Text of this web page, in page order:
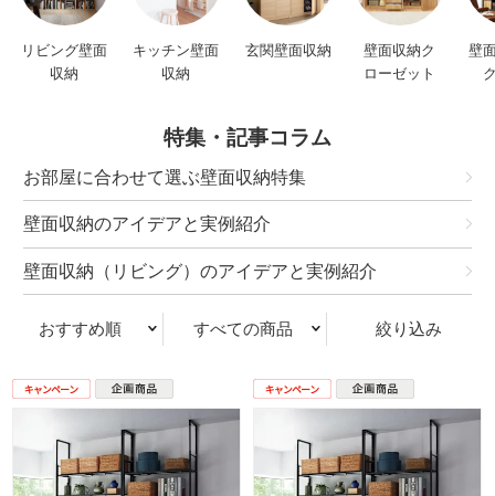
リビング壁面
収納
キッチン壁面
収納
玄関壁面収納
壁面収納ク
ローゼット
壁
特集・記事コラム
お部屋に合わせて選ぶ壁面収納特集
壁面収納のアイデアと実例紹介
壁面収納（リビング）のアイデアと実例紹介
おすすめ順 すべての商品 絞り込み